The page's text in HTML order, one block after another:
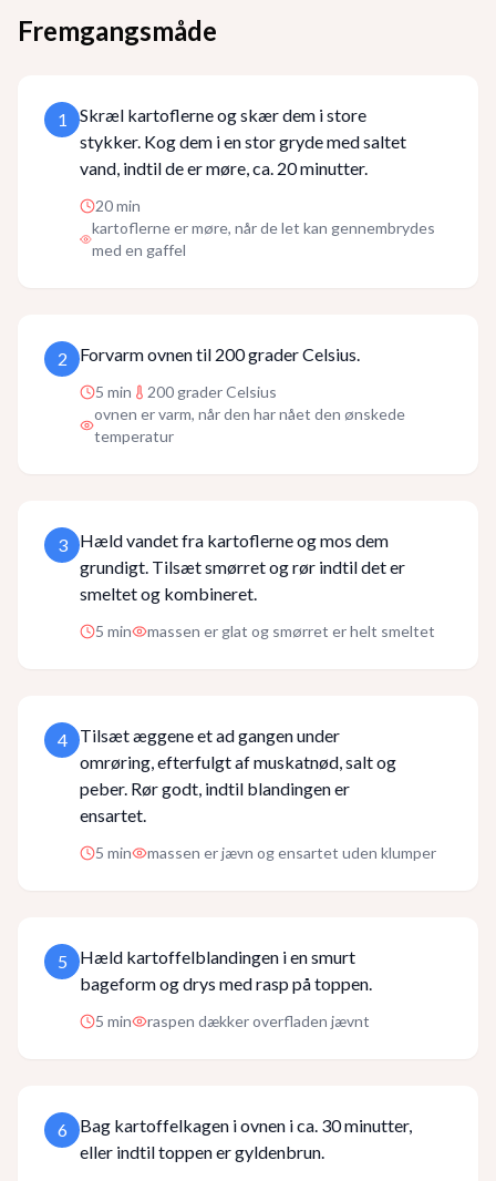
Fremgangsmåde
1
Skræl kartoflerne og skær dem i store
stykker. Kog dem i en stor gryde med saltet
vand, indtil de er møre, ca. 20 minutter.
20min
kartoflerne er møre, når de let kan gennembrydes
med en gaffel
2 Forvarm ovnen til 200 grader Celsius.
5 min
200 grader Celsius
ovnen er varm, når den har nået den ønskede
temperatur
3
Hæld vandet fra kartoflerne og mos dem
grundigt. Tilsæt smørret og rør indtil det er
smeltet og kombineret.
5 min massen er glat og smørret er helt smeltet
4
Tilsæt æggene et ad gangen under
omrøring, efterfulgt af muskatnød, salt og
peber. Rør godt, indtil blandingen er
ensartet.
5 min massen er jævn og ensartet uden klumper
5
Hæld kartoffelblandingen i en smurt
bageform og drys med rasp på toppen.
5 min raspen dækker overfladen jævnt
6
Bag kartoffelkagen i ovnen i ca. 30 minutter,
eller indtil toppen er gyldenbrun.